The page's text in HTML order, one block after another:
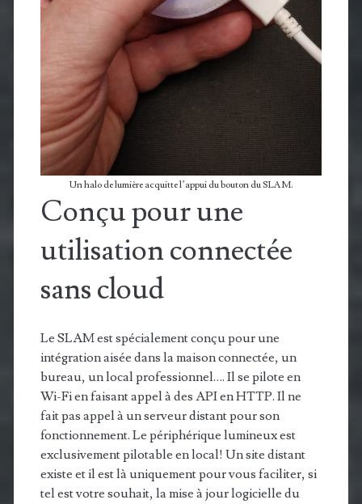
Un halo de lumière acquitte l’appui du bouton du SLAM.
Conçu pour une
utilisation connectée
sans cloud
Le SLAM est spécialement conçu pour une
intégration aisée dans la maison connectée, un
bureau, un local professionnel…. Il se pilote en
Wi-Fi en faisant appel à des API en HTTP. Il ne
fait pas appel à un serveur distant pour son
fonctionnement. Le périphérique lumineux est
exclusivement pilotable en local! Un site distant
existe et il est là uniquement pour vous faciliter, si
tel est votre souhait, la mise à jour logicielle du